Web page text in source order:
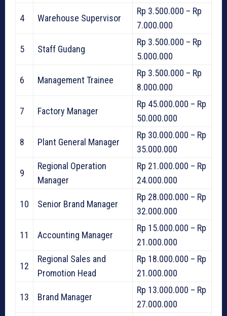
4 Warehouse Supervisor
Rp 3.500.000 – Rp
7.000.000
5 Staff Gudang
Rp 3.500.000 – Rp
5.000.000
6 Management Trainee
Rp 3.500.000 – Rp
8.000.000
7 Factory Manager
Rp 45.000.000 – Rp
50.000.000
8 Plant General Manager
Rp 30.000.000 – Rp
35.000.000
9
Regional Operation
Manager
Rp 21.000.000 – Rp
24.000.000
10 Senior Brand Manager
Rp 28.000.000 – Rp
32.000.000
11 Accounting Manager
Rp 15.000.000 – Rp
21.000.000
12
Regional Sales and
Promotion Head
Rp 18.000.000 – Rp
21.000.000
13 Brand Manager
Rp 13.000.000 – Rp
27.000.000